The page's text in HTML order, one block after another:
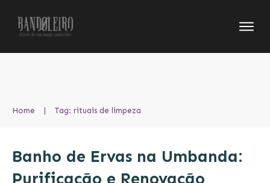
Home | Tag: rituais de limpeza
Banho de Ervas na Umbanda:
Purificação e Renovação